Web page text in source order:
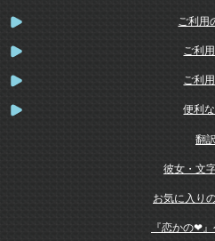
ご利用
ご利
ご利
便利
翻
彼女・文
お気に入り
『恋かの❤